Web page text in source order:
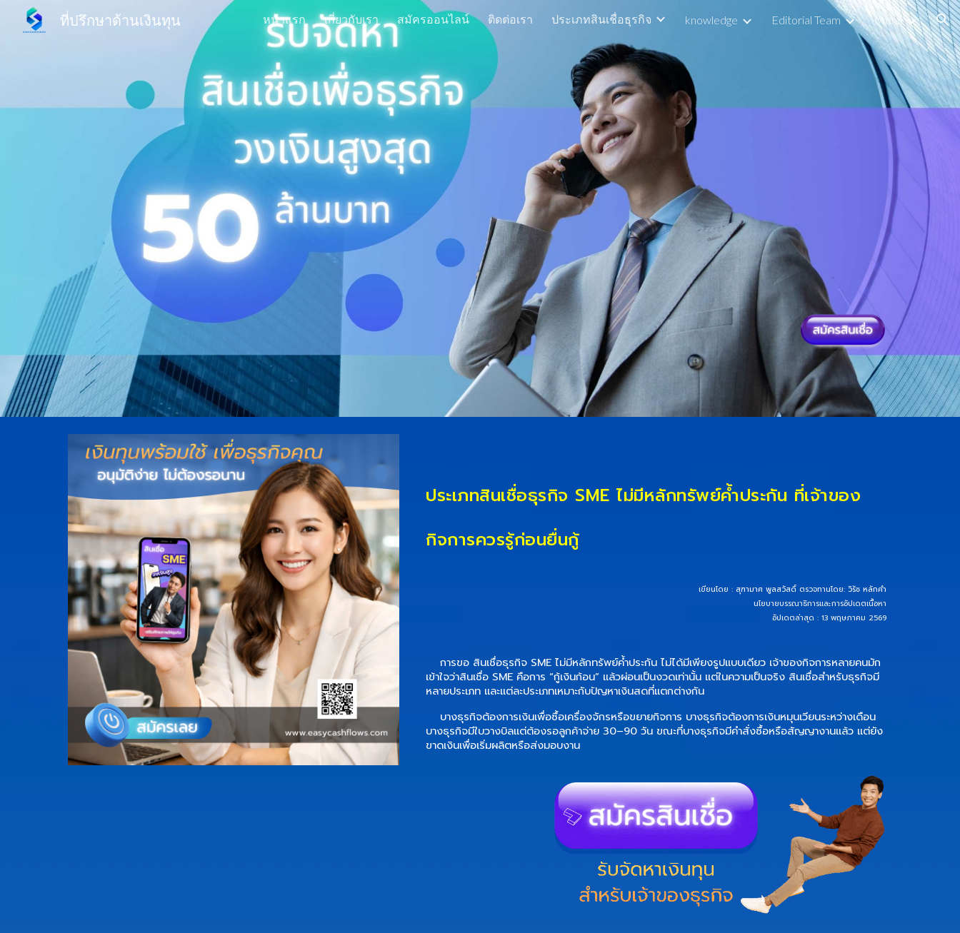
Skip to main content Skip to navigation
ที่ปรึกษาด้านเงินทุน หน้าแรก เกี่ยวกับเรา สมัครออนไลน์ ติดต่อเรา ประเภทสินเชื่อธุรกิจ knowledge Editorial Team More
ประเภทสินเชื่อธุรกิจ SME ไม่มีหลักทรัพย์ค้ำประกัน ที่เจ้าของ
กิจการควรรู้ก่อนยื่นกู้
เขียนโดย : สุฑามาศ พูลสวัสดิ์ ตรวจทานโดย:วิรัช หลักคำ
นโยบายบรรณาธิการและการอัปเดตเนื้อหา
อัปเดตล่าสุด : 13 พฤษภาคม 2569
การขอ สินเชื่อธุรกิจ SME ไม่มีหลักทรัพย์ค้ำประกัน ไม่ได้มีเพียงรูปแบบเดียว เจ้าของกิจการหลายคนมัก
เข้าใจว่าสินเชื่อ SME คือการ “กู้เงินก้อน” แล้วผ่อนเป็นงวดเท่านั้น แต่ในความเป็นจริง สินเชื่อสำหรับธุรกิจมี
หลายประเภท และแต่ละประเภทเหมาะกับปัญหาเงินสดที่แตกต่างกัน
บางธุรกิจต้องการเงินเพื่อซื้อเครื่องจักรหรือขยายกิจการ บางธุรกิจต้องการเงินหมุนเวียนระหว่างเดือน
บางธุรกิจมีใบวางบิลแต่ต้องรอลูกค้าจ่าย 30–90 วัน ขณะที่บางธุรกิจมีคำสั่งซื้อหรือสัญญางานแล้ว แต่ยัง
ขาดเงินเพื่อเริ่มผลิตหรือส่งมอบงาน